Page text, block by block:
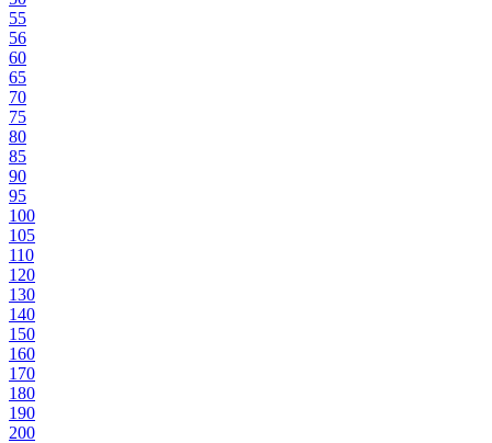
55
56
60
65
70
75
80
85
90
95
100
105
110
120
130
140
150
160
170
180
190
200